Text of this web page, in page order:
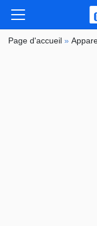
Page d'accueil »